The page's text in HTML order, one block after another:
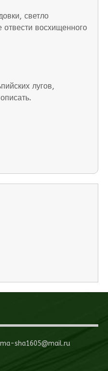
светло
восхищенного
лугов,
sha1605@mail.ru